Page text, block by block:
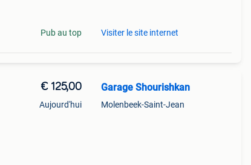
Pub au top Visiter le site internet
€ 125,00
Aujourd'hui
Garage Shourishkan
Molenbeek-Saint-Jean